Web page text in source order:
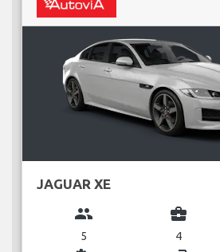
JAGUAR XE
group
5
business_center
4